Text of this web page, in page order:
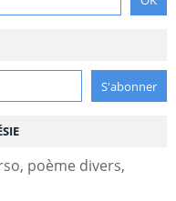
poème divers,